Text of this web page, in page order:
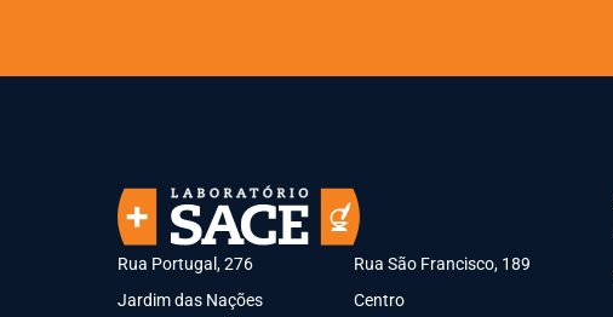
Rua Portugal, 276
Jardim das Nações
Rua São Francisco, 189
Centro